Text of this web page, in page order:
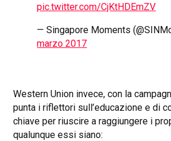
pic.twitter.com/CjKtHDEmZV
— Singapore Moments
marzo 2017
Western Union invece, con la
punta i riflettori sull’educazione e di
chiave per riuscire a raggiungere i
qualunque essi siano: